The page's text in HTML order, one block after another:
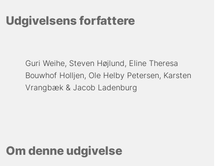
Udgivelsens forfattere
Guri Weihe Steven Højlund Eline Theresa
Bouwhof Holljen Ole Helby Petersen Karsten
Vrangbæk
Jacob Ladenburg
Om denne udgivelse